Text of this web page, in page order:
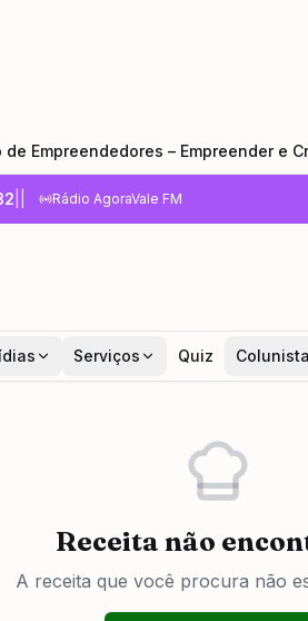
– Empreender e
Rádio AgoraVale FM
Serviços Quiz
Receita não
A receita que você procura não